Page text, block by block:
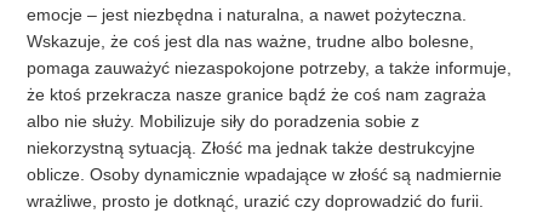
emocje – jest niezbędna i naturalna, a nawet pożyteczna.
Wskazuje, że coś jest dla nas ważne, trudne albo bolesne,
pomaga zauważyć niezaspokojone potrzeby, a także informuje,
że ktoś przekracza nasze granice bądź że coś nam zagraża
albo nie służy. Mobilizuje siły do poradzenia sobie z
niekorzystną sytuacją. Złość ma jednak także destrukcyjne
oblicze. Osoby dynamicznie wpadające w złość są nadmiernie
wrażliwe, prosto je dotknąć, urazić czy doprowadzić do furii.